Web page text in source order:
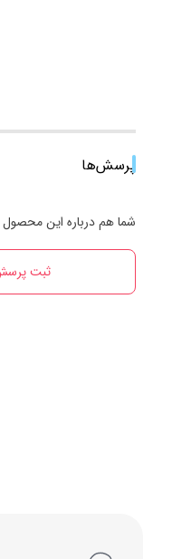
پرسش‌ها
شما هم درباره این
ثبت